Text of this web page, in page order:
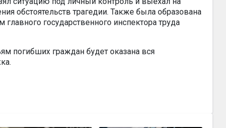
обстоятельств трагедии. Также была образована
главного государственного инспектора труда
погибших граждан будет оказана вся